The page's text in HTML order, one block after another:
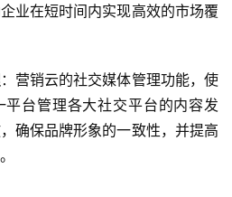
业在短时间内实现高效的市场覆
：营销云的社交媒体管理功能，使
台管理各大社交平台的内容发
确保品牌形象的一致性，并提高